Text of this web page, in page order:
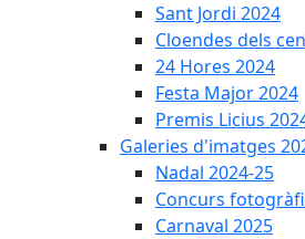
Sant Jordi 2024
Cloendes dels
24 Hores 2024
Festa Major 2024
Premis Licius
Galeries d'imatges
Nadal 2024-25
Concurs
Carnaval 2025